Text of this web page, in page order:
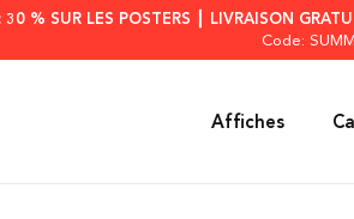
% SUR LES POSTERS ┃ LIVRAISON
Code:
Affiches